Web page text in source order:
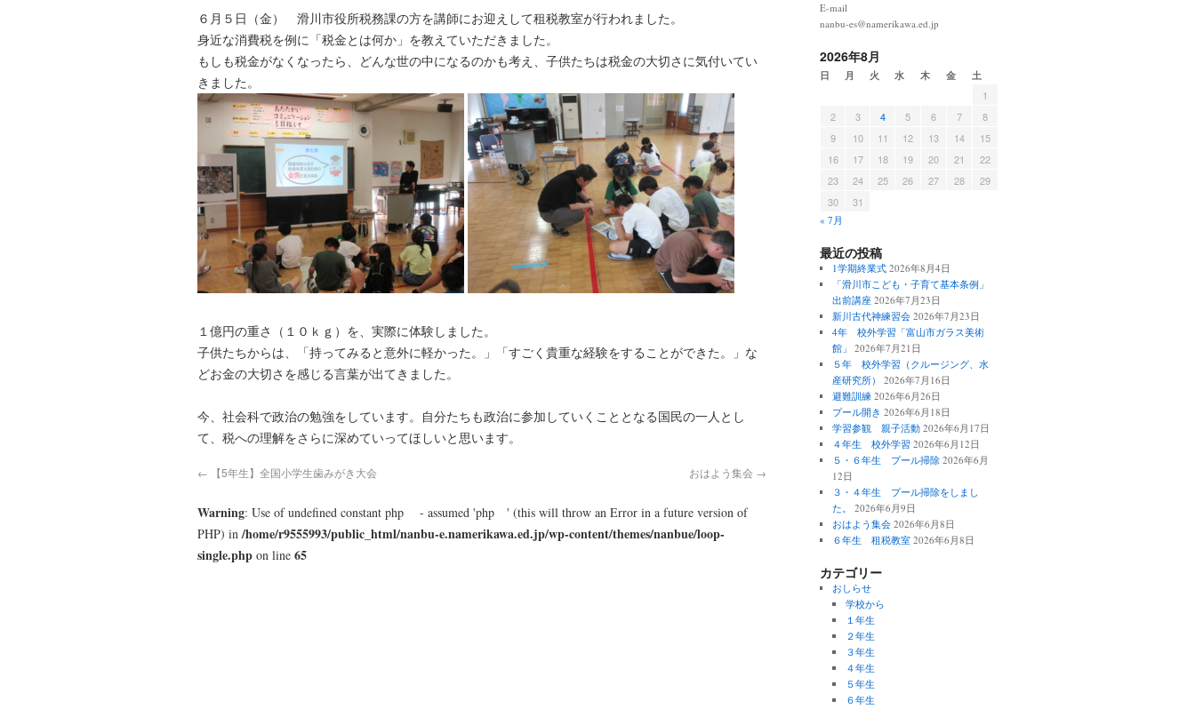
６月５日（金） 滑川市役所税務課の方を講師にお迎えして租税教室が行われました。
身近な消費税を例に「税金とは何か」を教えていただきました。
もしも税金がなくなったら、どんな世の中になるのかも考え、子供たちは税金の大切さに気付いてい
きました。
１億円の重さ（１０ｋｇ）を、実際に体験しました。
子供たちからは、「持ってみると意外に軽かった。」「すごく貴重な経験をすることができた。」な
どお金の大切さを感じる言葉が出てきました。
今、社会科で政治の勉強をしています。自分たちも政治に参加していくこととなる国民の一人とし
て、税への理解をさらに深めていってほしいと思います。
← 【5年生】全国小学生歯みがき大会 おはよう集会 →
Warning: Use of undefined constant php - assumed 'php ' (this will throw an Error in a future version of
PHP) in/home/r9555993/public_html/nanbu-e.namerikawa.ed.jp/wp-content/themes/nanbue/loop-
single.php on line 65
E-mail
nanbu-es@namerikawa.ed.jp
2026年8月
日 月 火 水 木 金 土
1
2
3 4 5 6 7
8
9
10 11 12 13 14
15
16
17 18 19 20 21
22
23
24 25 26 27 28
29
30
31
« 7月
最近の投稿
1学期終業式 2026年8月4日
「滑川市こども・子育て基本条例」
出前講座 2026年7月23日
新川古代神練習会 2026年7月23日
4年 校外学習「富山市ガラス美術
館」
2026年7月21日
５年 校外学習（クルージング、水
産研究所）
2026年7月16日
避難訓練 2026年6月26日
プール開き 2026年6月18日
学習参観 親子活動 2026年6月17日
４年生 校外学習 2026年6月12日
５・６年生 プール掃除 2026年6月
12日
３・４年生 プール掃除をしまし
た。
2026年6月9日
おはよう集会 2026年6月8日
６年生 租税教室 2026年6月8日
カテゴリー
おしらせ
学校から
１年生
２年生
３年生
４年生
５年生
６年生